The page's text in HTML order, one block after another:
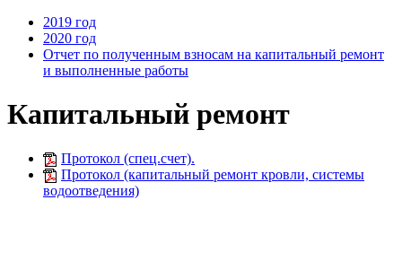
2019 год
2020 год
Отчет по полученным взносам на капитальный ремонт
и выполненные работы
Капитальный ремонт
Протокол (спец.счет).
Протокол (капитальный ремонт кровли, системы
водоотведения)